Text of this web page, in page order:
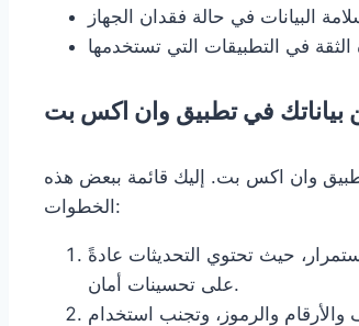
بياناتك في تطبيق وان اكس بت
تطبيق وان اكس بت. إليك قائمة ببعض هذه
الخطوات:
حيث تحتوي التحديثات عادةً
على تحسينات أمان.
والرموز، وتجنب استخدام